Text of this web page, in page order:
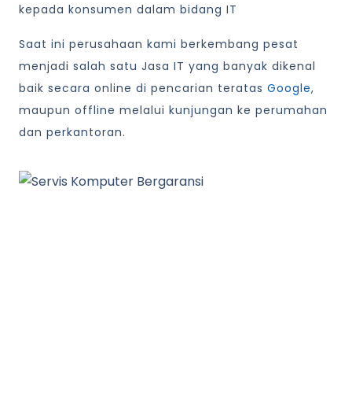
kepada konsumen dalam bidang IT
Saat ini perusahaan kami berkembang pesat
menjadi salah satu Jasa IT yang banyak dikenal
baik secara online di pencarian teratas Google,
maupun offline melalui kunjungan ke perumahan
dan perkantoran.